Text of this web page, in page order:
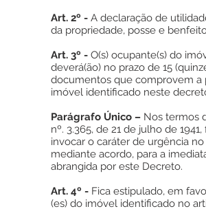
Art. 2º - A declaração de
da propriedade, posse e
Art. 3º - O(s) ocupante(s) do
deverá(ão) no prazo de 15
documentos que comprovem a
imóvel identificado neste
Parágrafo Único – Nos termos
nº. 3.365, de 21 de julho de
invocar o caráter de urgência
mediante acordo, para a
abrangida por este Decreto.
Art. 4º - Fica estipulado, em
(es) do imóvel identificado no